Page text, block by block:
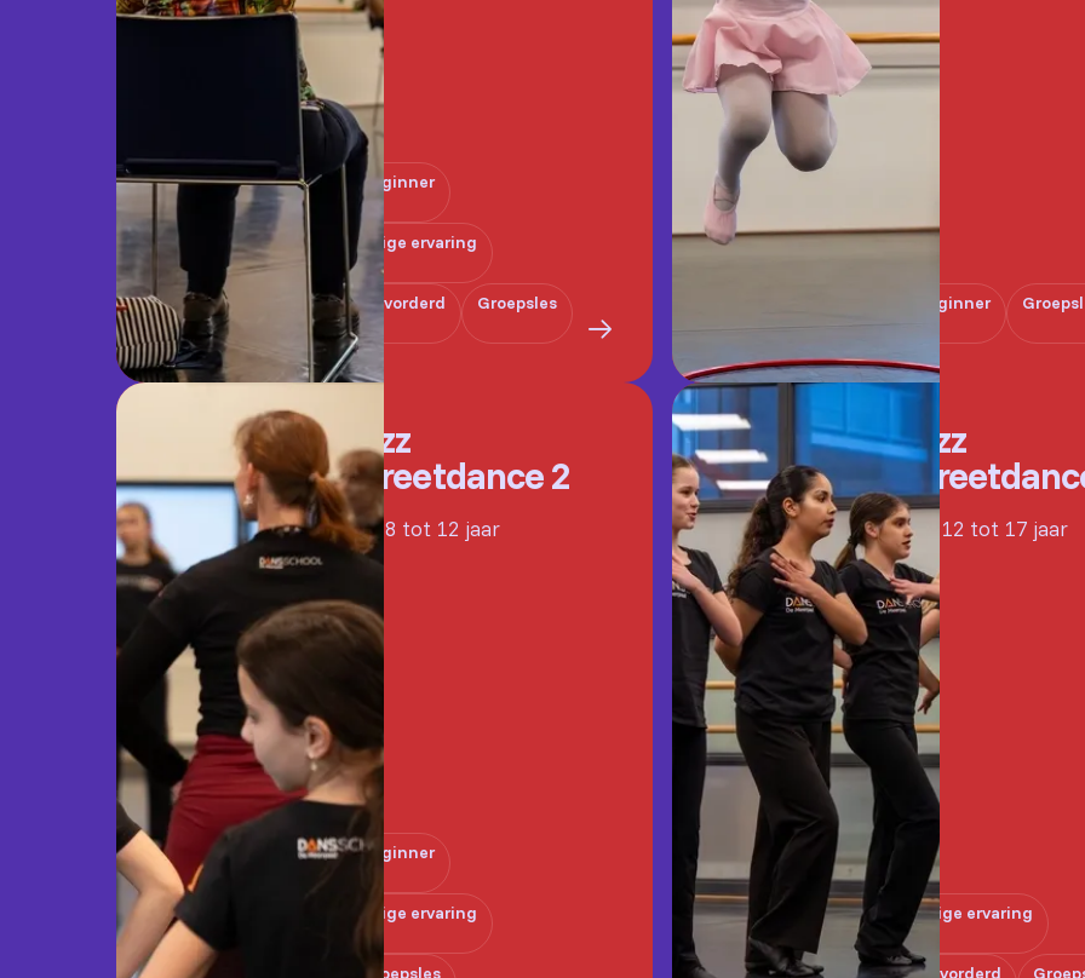
Beginner
Enige ervaring
Gevorderd Groepsles Beginner
Jazz
Streetdance 2
Van 8 tot 12 jaar
Beginner
Enige ervaring
Groepsles
Jazz
Van 12 tot 17 jaar
Enige ervaring
Gevorderd